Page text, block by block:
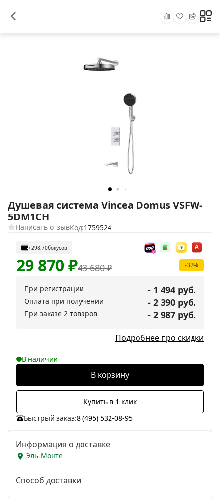
Душевая система Vincea Domus VSFW-
5DM1CH
Написать отзывКод:1759524
+298,70бонусов
43 680₽
29 870₽ -32%
При регистрации - 1 494 руб.
Оплата при получении - 2 390 руб.
При заказе 2 товаров - 2 987 руб.
Подробнее про скидки
В наличии
В корзину
Купить в 1 клик
Быстрый заказ:8 (495) 532-08-95
Информация о доставке
Эль-Монте
Способ доставки